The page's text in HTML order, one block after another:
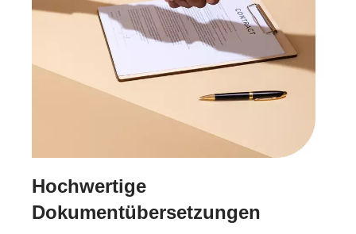
Hochwertige
Dokumentübersetzungen